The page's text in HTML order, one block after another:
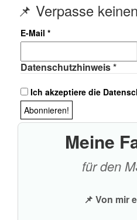
📌 Verpasse
E-Mail *
Datenschutzhinweis*
Ich akzeptiere die
Meine
für den
📌 Von mir